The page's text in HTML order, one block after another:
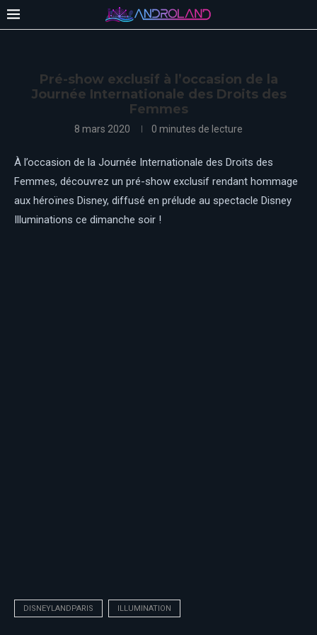
Pré-show exclusif à l’occasion de la
Journée Internationale des Droits des
Femmes
8 mars 2020 0 minutes de lecture
À l’occasion de la Journée Internationale des Droits des
Femmes, découvrez un pré-show exclusif rendant hommage
aux héroïnes Disney, diffusé en prélude au spectacle Disney
Illuminations ce dimanche soir !
DISNEYLANDPARIS ILLUMINATION